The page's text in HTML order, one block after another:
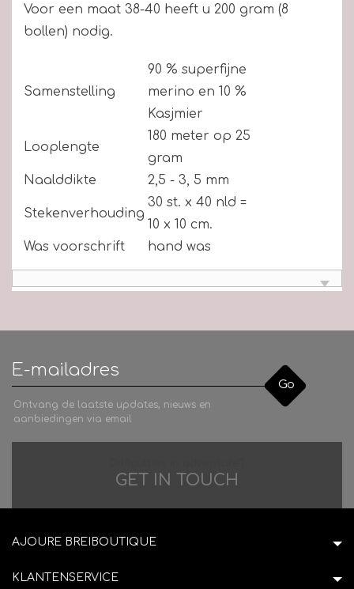
Voor een maat 38-40 heeft u 200 gram (8
bollen) nodig.
Samenstelling
90 % superfijne
merino en 10 %
Kasjmier
Looplengte
180 meter op 25
gram
Naalddikte
2,5 - 3, 5 mm
Stekenverhouding
30 st. x 40 nld =
10 x 10 cm.
Was voorschrift
hand was
Go
Ontvang de laatste updates, nieuws en
aanbiedingen via email
GET IN TOUCH
AJOURE BREIBOUTIQUE
KLANTENSERVICE